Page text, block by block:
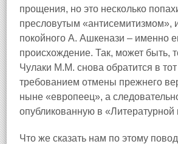
прощения, но это несколько
пресловутым «антисемитизмом»,
покойного А. Ашкенази – именно
происхождение. Так, может быть,
Чулаки М.М. снова обратится в
требованием отмены прежнего
ныне «европеец», а
опубликованную в «Литературной
Что же сказать нам по этому